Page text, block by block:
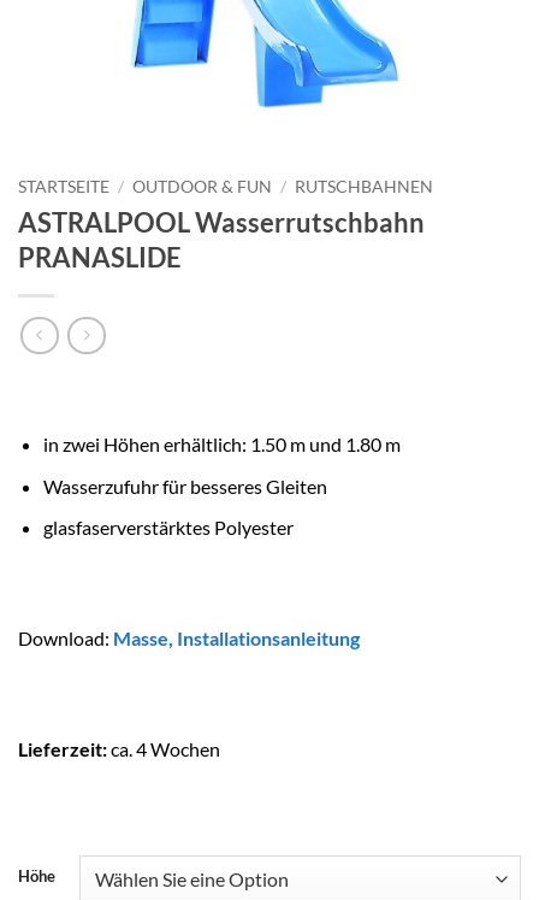
STARTSEITE / OUTDOOR & FUN / RUTSCHBAHNEN
ASTRALPOOL Wasserrutschbahn
PRANASLIDE
in zwei Höhen erhältlich: 1.50 m und 1.80 m
Wasserzufuhr für besseres Gleiten
glasfaserverstärktes Polyester
Download: Masse, Installationsanleitung
Lieferzeit:ca. 4 Wochen
Höhe